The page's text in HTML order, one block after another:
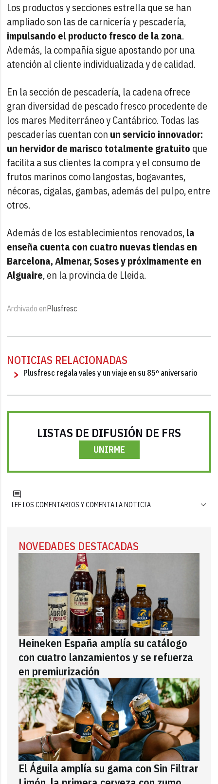
Los productos y secciones estrella que se han
ampliado son las de carnicería y pescadería,
impulsando el producto fresco de la zona.
Además, la compañía sigue apostando por una
atención al cliente individualizada y de calidad.
En la sección de pescadería, la cadena ofrece
gran diversidad de pescado fresco procedente de
los mares Mediterráneo y Cantábrico. Todas las
pescaderías cuentan con un servicio innovador:
un hervidor de marisco totalmente gratuito que
facilita a sus clientes la compra y el consumo de
frutos marinos como langostas, bogavantes,
nécoras, cigalas, gambas, además del pulpo, entre
otros.
Además de los establecimientos renovados,la
enseña cuenta con cuatro nuevas tiendas en
Barcelona, Almenar, Soses y próximamente en
Alguaire, en la provincia de Lleida.
Archivado enPlusfresc
NOTICIAS RELACIONADAS
Plusfresc regala vales y un viaje en su 85º aniversario
LISTAS DE DIFUSIÓN DE FRS
UNIRME
LEE LOS COMENTARIOS Y COMENTA LA NOTICIA
NOVEDADES DESTACADAS
Heineken España amplía su catálogo
con cuatro lanzamientos y se refuerza
en premiurización
El Águila amplía su gama con Sin Filtrar